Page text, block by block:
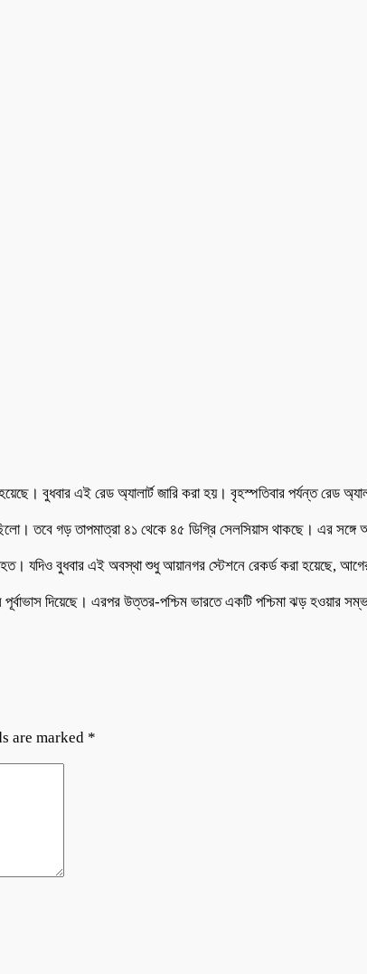
হয়েছে। বুধবার এই রেড অ্যালার্ট জারি করা হয়। বৃহস্পতিবার পর্যন্ত রেড
তবে গড় তাপমাত্রা ৪১ থেকে ৪৫ ডিগ্রি সেলসিয়াস থাকছে। এর
যদিও বুধবার এই অবস্থা শুধু আয়ানগর স্টেশনে রেকর্ড করা হয়েছে,
দিয়েছে। এরপর উত্তর-পশ্চিম ভারতে একটি পশ্চিমা ঝড় হওয়ার
are marked *